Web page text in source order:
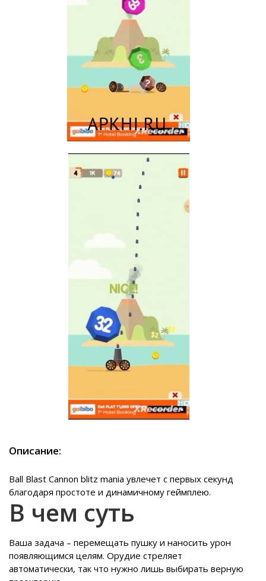
Описание:
Ball Blast Cannon blitz mania увлечет с первых секунд
благодаря простоте и динамичному геймплею.
В чем суть
Ваша задача – перемещать пушку и наносить урон
появляющимся целям. Орудие стреляет
автоматически, так что нужно лишь выбирать верную